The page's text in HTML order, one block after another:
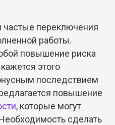
частые переключения
работы.
повышение риска
этого
последствием
повышение
, которые могут
сделать